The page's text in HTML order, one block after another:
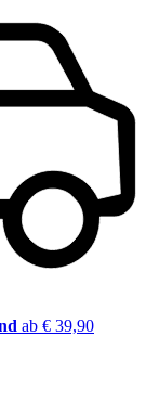
ab € 39,90